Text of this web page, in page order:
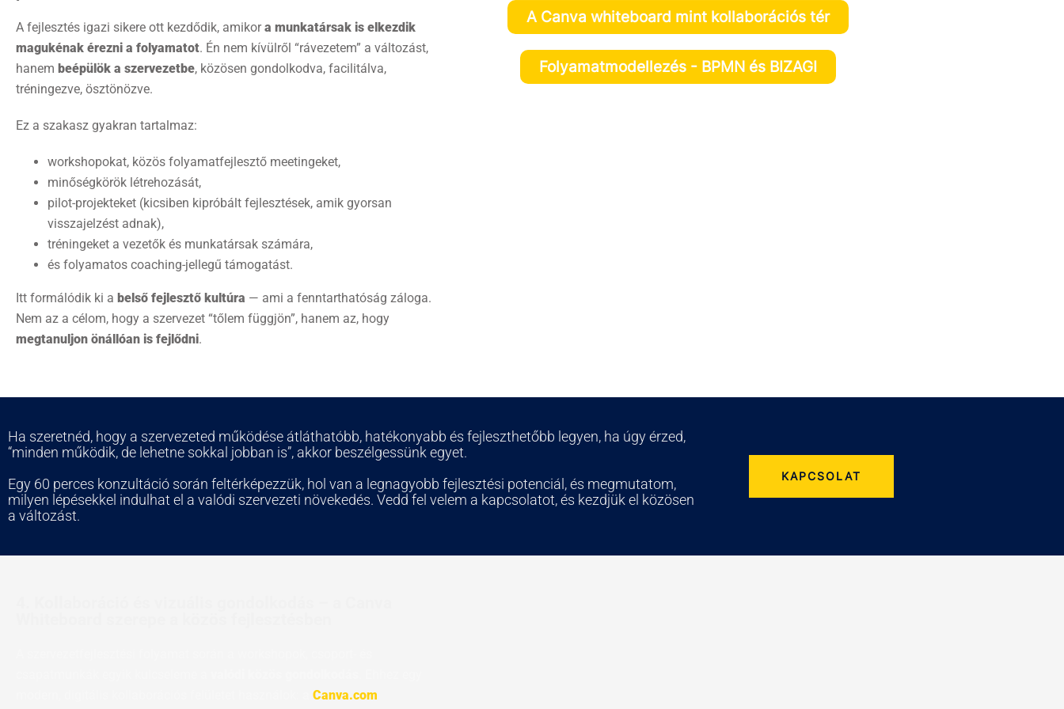
A fejlesztés igazi sikere ott kezdődik, amikora munkatársak is elkezdik
magukénak érezni a folyamatot. Én nem kívülről “rávezetem” a változást,
hanem beépülök a szervezetbe, közösen gondolkodva, facilitálva,
tréningezve, ösztönözve.
Ez a szakasz gyakran tartalmaz:
workshopokat, közös folyamatfejlesztő meetingeket,
minőségkörök létrehozását,
pilot-projekteket (kicsiben kipróbált fejlesztések, amik gyorsan
visszajelzést adnak),
tréningeket a vezetők és munkatársak számára,
és folyamatos coaching-jellegű támogatást.
Itt formálódik ki a belső fejlesztő kultúra — ami a fenntarthatóság záloga.
Nem az a célom, hogy a szervezet “tőlem függjön”, hanem az, hogy
megtanuljon önállóan is fejlődni.
A Canva whiteboard mint kollaborációs tér
Folyamatmodellezés - BPMN és BIZAGI
Ha szeretnéd, hogy a szervezeted működése átláthatóbb, hatékonyabb és fejleszthetőbb legyen, ha úgy érzed,
“minden működik, de lehetne sokkal jobban is”, akkor beszélgessünk egyet.
Egy 60 perces konzultáció során feltérképezzük, hol van a legnagyobb fejlesztési potenciál, és megmutatom,
milyen lépésekkel indulhat el a valódi szervezeti növekedés. Vedd fel velem a kapcsolatot, és kezdjük el közösen
a változást.
KAPCSOLAT
Canva.com